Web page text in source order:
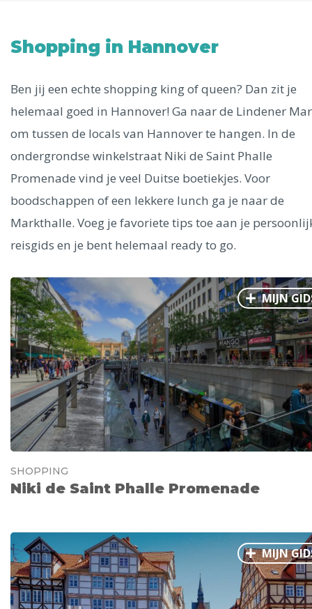
Phoenix
Dresden
Ålesund
Parijs Tokio Amsterdam Barcelona Dubai
Milaan
Singapore
Rome Berlijn Mechelen Venetië
Florence
Dublin
Hong Kong München Wenen Budapest
Madrid
Vancouver
Shopping in Hannover
Ben jij een echte shopping king of queen? Dan zit je
helemaal goed in Hannover! Ga naar de Lindener
om tussen de locals van Hannover te hangen. In de
ondergrondse winkelstraat Niki de Saint Phalle
Promenade vind je veel Duitse boetiekjes. Voor
boodschappen of een lekkere lunch ga je naar de
Markthalle. Voeg je favoriete tips toe aan je
reisgids en je bent helemaal ready to go.
MIJN
SHOPPING
Niki de Saint Phalle Promenade
MIJN